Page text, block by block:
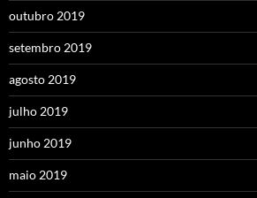
outubro 2019
setembro 2019
agosto 2019
julho 2019
junho 2019
maio 2019